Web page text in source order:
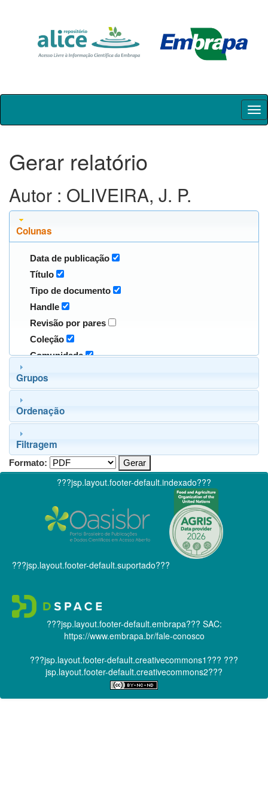
Skip
Gerar relatório
Autor : OLIVEIRA, J. P.
Colunas
Data de publicação
Título
Tipo de documento
Handle
Revisão por pares
Coleção
Comunidade
Grupos
Ordenação
Filtragem
Formato:
???jsp.layout.footer-default.indexado???
???jsp.layout.footer-default.suportado???
???jsp.layout.footer-default.embrapa??? SAC:
https://www.embrapa.br/fale-conosco
???jsp.layout.footer-default.creativecommons1??? ???
jsp.layout.footer-default.creativecommons2???